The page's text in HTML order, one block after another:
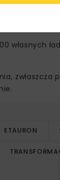
własnych
zwłaszcza
ETAURON